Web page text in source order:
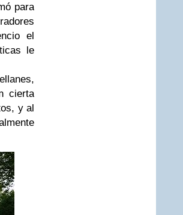
para
el
le
cierta
y al